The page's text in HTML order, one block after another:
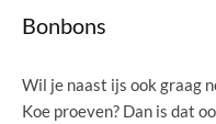
Bonbons
Wil je naast ijs ook graag
Koe proeven? Dan is dat